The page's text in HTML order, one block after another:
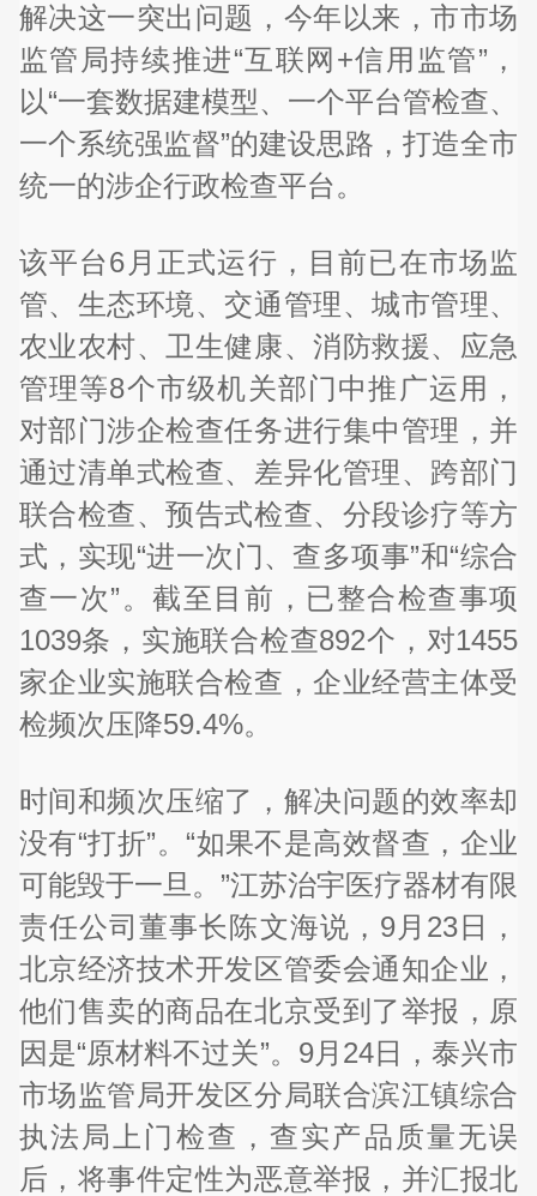
解决这一突出问题，今年以来，市市场
监管局持续推进“互联网+信用监管”，
以“一套数据建模型、一个平台管检查、
一个系统强监督”的建设思路，打造全市
统一的涉企行政检查平台。
该平台6月正式运行，目前已在市场监
管、生态环境、交通管理、城市管理、
农业农村、卫生健康、消防救援、应急
管理等8个市级机关部门中推广运用，
对部门涉企检查任务进行集中管理，并
通过清单式检查、差异化管理、跨部门
联合检查、预告式检查、分段诊疗等方
式，实现“进一次门、查多项事”和“综合
查一次”。截至目前，已整合检查事项
1039条，实施联合检查892个，对1455
家企业实施联合检查，企业经营主体受
检频次压降59.4%。
时间和频次压缩了，解决问题的效率却
没有“打折”。“如果不是高效督查，企业
可能毁于一旦。”江苏治宇医疗器材有限
责任公司董事长陈文海说，9月23日，
北京经济技术开发区管委会通知企业，
他们售卖的商品在北京受到了举报，原
因是“原材料不过关”。9月24日，泰兴市
市场监管局开发区分局联合滨江镇综合
执法局上门检查，查实产品质量无误
后，将事件定性为恶意举报，并汇报北